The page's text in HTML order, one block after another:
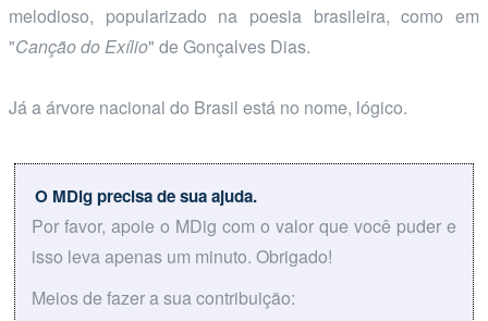
melodioso, popularizado na poesia brasileira, como em
"Canção do Exílio" de Gonçalves Dias.
Já a árvore nacional do Brasil está no nome, lógico.
O MDig precisa de sua ajuda.
Por favor, apoie o MDig com o valor que você puder e
isso leva apenas um minuto. Obrigado!
Meios de fazer a sua contribuição: